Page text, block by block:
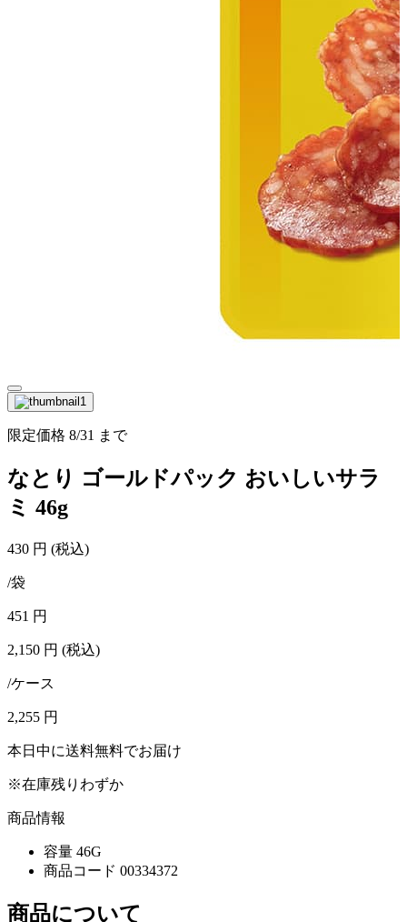
限定価格 8/31 まで
なとり ゴールドパック おいしいサラ
ミ 46g
430 円 (税込)
/袋
451 円
2,150 円 (税込)
/ケース
2,255 円
本日中に送料無料でお届け
※在庫残りわずか
商品情報
容量 46G
商品コード 00334372
商品について